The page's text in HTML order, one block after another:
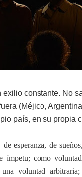
constante. No
(Méjico,
país, en su propia
esperanza, de
como
voluntad